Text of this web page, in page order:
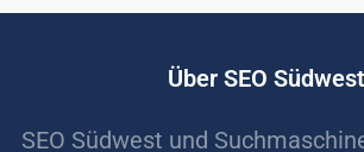
Über SEO Südwest
SEO Südwest und